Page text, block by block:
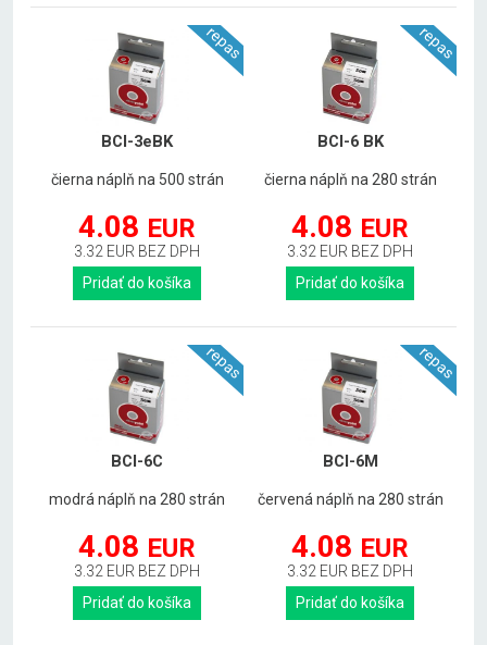
repas
BCI-3eBK
čierna náplň na 500 strán
4.08 EUR
3.32 EUR BEZ DPH
Pridať do košíka
repas
BCI-6 BK
čierna náplň na 280 strán
4.08 EUR
3.32 EUR BEZ DPH
Pridať do košíka
repas
BCI-6C
modrá náplň na 280 strán
4.08 EUR
3.32 EUR BEZ DPH
Pridať do košíka
repas
BCI-6M
červená náplň na 280 strán
4.08 EUR
3.32 EUR BEZ DPH
Pridať do košíka